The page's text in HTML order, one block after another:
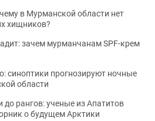
в Мурманской области нет
хищников?
зачем мурманчанам SPF-крем
синоптики прогнозируют ночные
области
рангов: ученые из Апатитов
о будущем Арктики